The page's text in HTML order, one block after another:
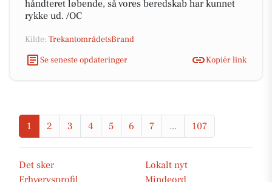
håndteret løbende, så vores beredskab har kunnet
rykke ud. /OC
Kilde: TrekantområdetsBrand
Se seneste opdateringer
Kopiér link
1 2 3 4 5 6 7 ... 107
Det sker
Lokalt nyt
Erhvervsprofil
Mindeord